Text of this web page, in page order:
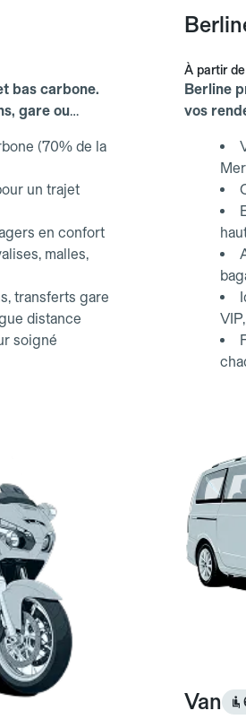
bas carbone.
gare ou
(70% de la
un trajet
en confort
malles,
transferts gare
distance
soigné
À partir de
Berline
vos
Van